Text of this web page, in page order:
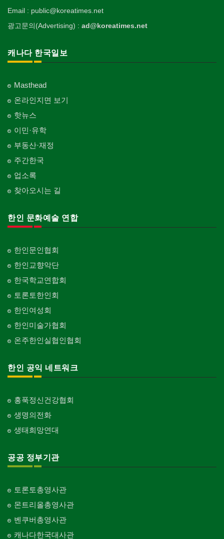
Email : public@koreatimes.net
광고문의(Advertising) : ad@koreatimes.net
캐나다 한국일보
Masthead
온라인지면 보기
핫뉴스
이민·유학
부동산·재정
주간한국
업소록
찾아오시는 길
한인 문화예술 연합
한인문인협회
한인교향악단
한국학교연합회
토론토한인회
한인여성회
한인미술가협회
온주한인실협인협회
한인 공익 네트워크
홍푹정신건강협회
생명의전화
생태희망연대
공공 정부기관
토론토총영사관
몬트리올총영사관
벤쿠버총영사관
캐나다한국대사관